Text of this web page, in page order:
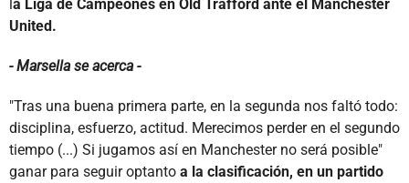
a Liga de Campeones en Old Trafford ante el Manchester
United.
- Marsella se acerca -
"Tras una buena primera parte, en la segunda nos faltó todo:
disciplina, esfuerzo, actitud. Merecimos perder en el segundo
tiempo (...) Si jugamos así en Manchester no será posible"
ganar para seguir optanto a la clasificación, en un partido